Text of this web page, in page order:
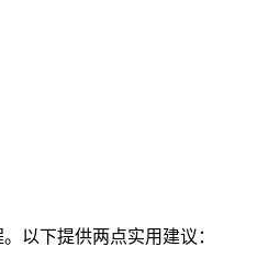
以下提供两点实用建议：